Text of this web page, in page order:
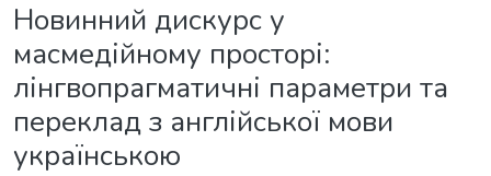
Новинний дискурс у
масмедійному просторі:
лінгвопрагматичні параметри та
переклад з англійської мови
українською